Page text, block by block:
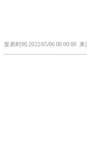
发表时间:2022/05/06 00:00:00